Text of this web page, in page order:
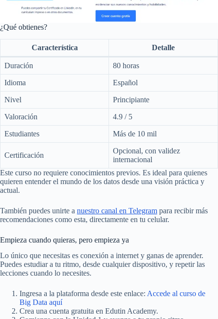
¿Qué obtienes?
Característica Detalle
Duración 80 horas
Idioma Español
Nivel Principiante
Valoración 4.9 / 5
Estudiantes Más de 10 mil
Certificación
Opcional, con validez
internacional
Este curso no requiere conocimientos previos. Es ideal para quienes
quieren entender el mundo de los datos desde una visión práctica y
actual.
También puedes unirte a nuestro canal en Telegram para recibir más
recomendaciones como esta, directamente en tu celular.
Empieza cuando quieras, pero empieza ya
Lo único que necesitas es conexión a internet y ganas de aprender.
Puedes estudiar a tu ritmo, desde cualquier dispositivo, y repetir las
lecciones cuando lo necesites.
Ingresa a la plataforma desde este enlace: Accede al curso de
Big Data aquí
Crea una cuenta gratuita en Edutin Academy.